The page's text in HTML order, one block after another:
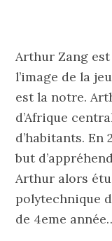
Arthur Zang est
l’image de la
est la notre.
d’Afrique
d’habitants.
but
Arthur alors
polytechnique
de 4eme